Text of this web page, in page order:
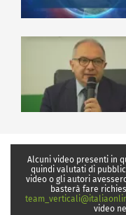
Alcuni video presenti in
quindi valutati di
video o gli autori
basterà fare
video